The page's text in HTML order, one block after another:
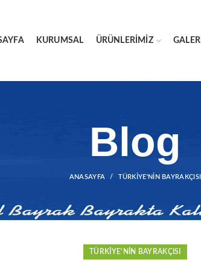
KURUMSAL ÜRÜNLERIMIZ GALERI
Blog
ANASAYFA TÜRKIYE'NIN BAYRAKÇISI
TÜRKIYE'NIN BAYRAKÇISI